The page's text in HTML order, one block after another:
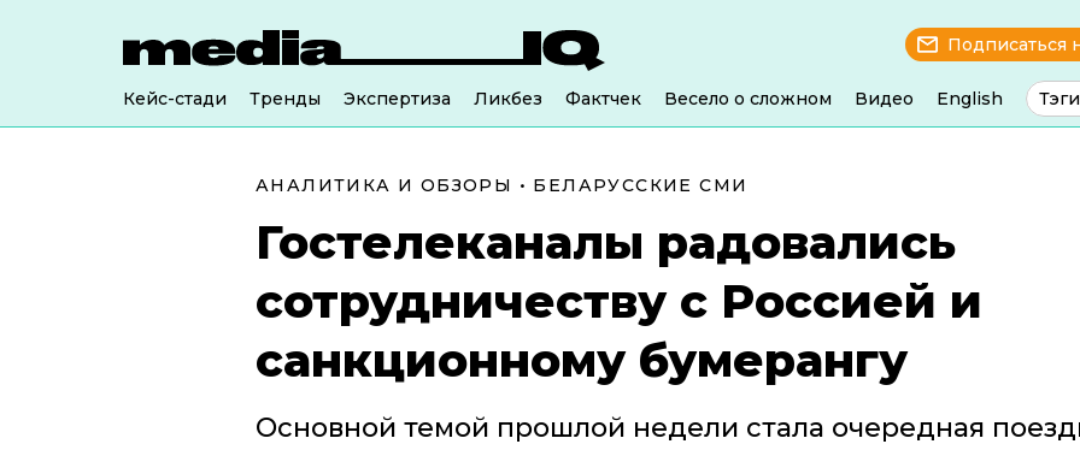
Подписаться
Кейс-стади Тренды Экспертиза Ликбез Фактчек Весело о сложном Видео English Тэги
АНАЛИТИКА И ОБЗОРЫ • БЕЛАРУССКИЕ СМИ
Гостелеканалы радовались
сотрудничеству с Россией и
санкционному бумерангу
Основной темой прошлой недели стала очередная